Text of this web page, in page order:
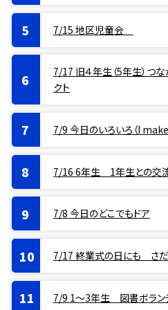
7/15 地区児童会
7/17 旧４年生（5年生）つ
クト
7/9 今日のいろいろ（I make
7/16 6年生 1年生との交
7/8 今日のどこでもドア
7/17 終業式の日にも さだ
7/9 1〜3年生 図書ボラン